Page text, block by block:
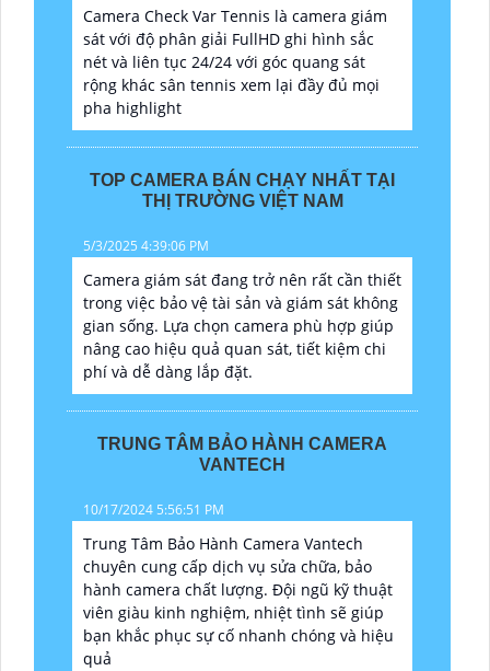
Camera Check Var Tennis là camera giám
sát với độ phân giải FullHD ghi hình sắc
nét và liên tục 24/24 với góc quang sát
rộng khác sân tennis xem lại đầy đủ mọi
pha highlight
TOP CAMERA BÁN CHẠY NHẤT TẠI
THỊ TRƯỜNG VIỆT NAM
5/3/2025 4:39:06 PM
Camera giám sát đang trở nên rất cần thiết
trong việc bảo vệ tài sản và giám sát không
gian sống. Lựa chọn camera phù hợp giúp
nâng cao hiệu quả quan sát, tiết kiệm chi
phí và dễ dàng lắp đặt.
TRUNG TÂM BẢO HÀNH CAMERA
VANTECH
10/17/2024 5:56:51 PM
Trung Tâm Bảo Hành Camera Vantech
chuyên cung cấp dịch vụ sửa chữa, bảo
hành camera chất lượng. Đội ngũ kỹ thuật
viên giàu kinh nghiệm, nhiệt tình sẽ giúp
bạn khắc phục sự cố nhanh chóng và hiệu
quả